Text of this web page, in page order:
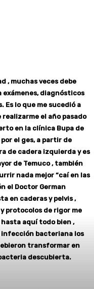
, muchas veces debe
exámenes, diagnósticos
lo que me sucedió a
el año pasado
en la clínica Bupa de
el ges, a partir de
de cadera izquierda y es
de Temuco , también
nada mejor “caí en las
el Doctor German
en caderas y pelvis ,
protocolos de rigor me
aquí todo bien ,
infección bacteriana los
transformar en
descubierta.